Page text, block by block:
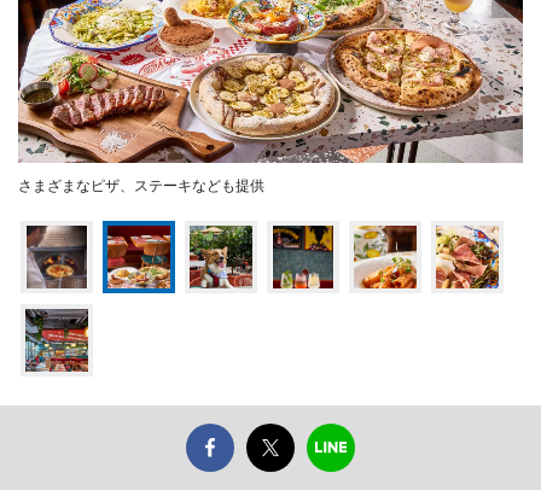
さまざまなピザ、ステーキなども提供